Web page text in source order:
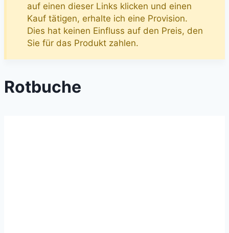
auf einen dieser Links klicken und einen
Kauf tätigen, erhalte ich eine Provision.
Dies hat keinen Einfluss auf den Preis, den
Sie für das Produkt zahlen.
Rotbuche